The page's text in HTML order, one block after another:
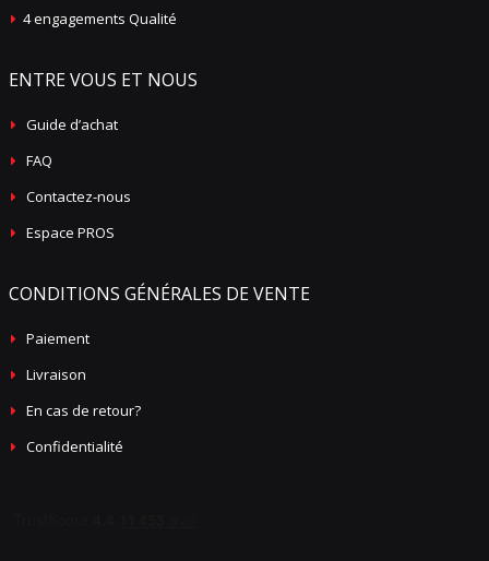
4 engagements Qualité
ENTRE VOUS ET NOUS
Guide d’achat
FAQ
Contactez-nous
Espace PROS
CONDITIONS GÉNÉRALES DE VENTE
Paiement
Livraison
En cas de retour?
Confidentialité